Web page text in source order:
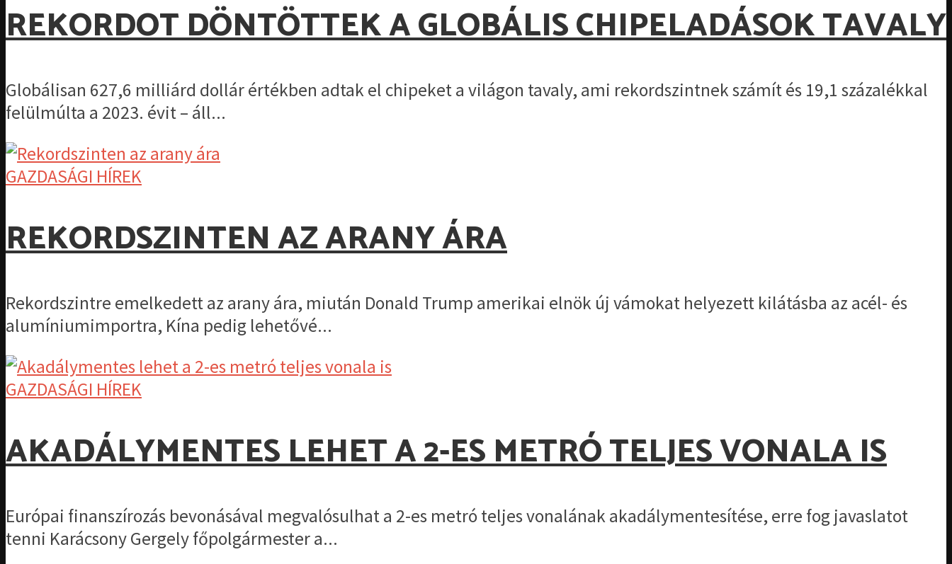
REKORDOT DÖNTÖTTEK A GLOBÁLIS CHIPELADÁSOK TAVALY
Globálisan 627,6 milliárd dollár értékben adtak el chipeket a világon tavaly, ami rekordszintnek számít és 19,1 százalékkal
felülmúlta a 2023. évit – áll...
GAZDASÁGI HÍREK
REKORDSZINTEN AZ ARANY ÁRA
Rekordszintre emelkedett az arany ára, miután Donald Trump amerikai elnök új vámokat helyezett kilátásba az acél- és
alumíniumimportra, Kína pedig lehetővé...
GAZDASÁGI HÍREK
AKADÁLYMENTES LEHET A 2-ES METRÓ TELJES VONALA IS
Európai finanszírozás bevonásával megvalósulhat a 2-es metró teljes vonalának akadálymentesítése, erre fog javaslatot
tenni Karácsony Gergely főpolgármester a...